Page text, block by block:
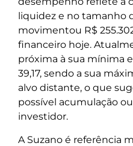
liquidez e no tamanho
movimentou R$
financeiro hoje.
próxima à sua mínima
39,17, sendo a sua
alvo distante, o que
possível acumulação
investidor.
A Suzano é referência